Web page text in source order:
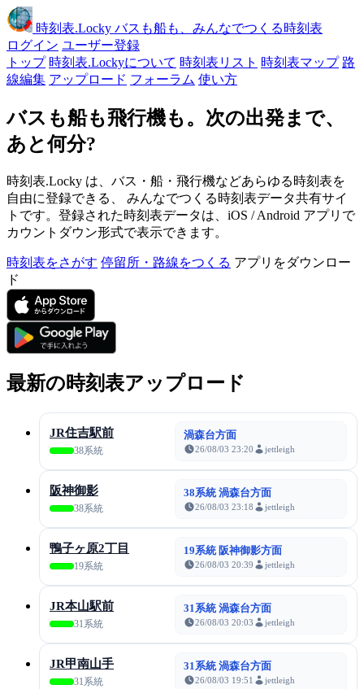
時刻表.Locky バスも船も、みんなでつくる時刻表
ログイン ユーザー登録
トップ 時刻表.Lockyについて 時刻表リスト 時刻表マップ 路
線編集 アップロード フォーラム 使い方
バスも船も飛行機も。次の出発まで、
あと何分?
時刻表.Locky は、バス・船・飛行機などあらゆる時刻表を
自由に登録できる、 みんなでつくる時刻表データ共有サイ
トです。登録された時刻表データは、iOS / Android アプリで
カウントダウン形式で表示できます。
時刻表をさがす 停留所・路線をつくる アプリをダウンロー
ド
最新の時刻表アップロード
JR住吉駅前
38系統
渦森台方面
26/08/03 23:20 jettleigh
阪神御影
38系統
38系統 渦森台方面
26/08/03 23:18 jettleigh
鴨子ヶ原2丁目
19系統
19系統 阪神御影方面
26/08/03 20:39 jettleigh
JR本山駅前
31系統
31系統 渦森台方面
26/08/03 20:03 jettleigh
JR甲南山手
31系統
31系統 渦森台方面
26/08/03 19:51 jettleigh